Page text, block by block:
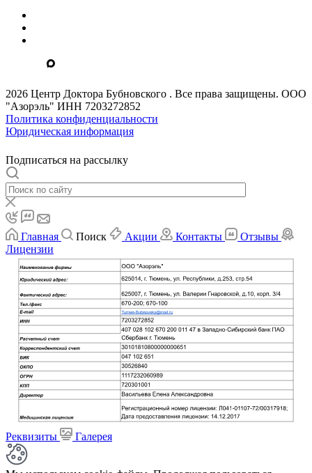
2026 Центр Доктора Бубновского . Все права защищены. ООО
"Азорэль" ИНН 7203272852
Политика конфиденциальности
Юридическая информация
Подписаться на рассылку
Главная Поиск Акции Контакты
Отзывы
Лицензии
Реквизиты Галерея